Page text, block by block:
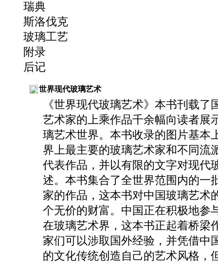
瑞典
斯洛伐克
玻璃工艺
附录
后记
世界现代玻璃艺术
《世界现代玻璃艺术》本书刊载了
艺术家的上乘作品千余幅向读者展
璃艺术世界。本书收录的图片基本
界上最主要的玻璃艺术家和不同流
代表作品，并以有限的文字对现代
述。本书集合了全世界范围内的一
家的作品，这本书对中国玻璃艺术
个无价的财富。中国正在积极地参
在玻璃艺术界，这本书正起着桥梁
家们可以涉取国外经验，并凭借中
的文化传统创造自己的艺术风格，